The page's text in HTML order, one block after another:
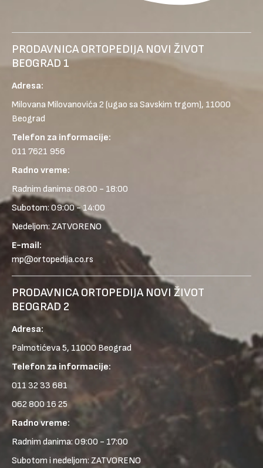
PRODAVNICA ORTOPEDIJA NOVI ŽIVOT
BEOGRAD 1
Adresa:
Milovana Milovanovića 2 (ugao sa Savskim trgom), 11000
Beograd
Telefon za informacije:
011 7621 956
Radno vreme:
Radnim danima: 08:00 - 18:00
Subotom: 09:00 - 14:00
Nedeljom: ZATVORENO
E-mail:
mp@ortopedija.co.rs
PRODAVNICA ORTOPEDIJA NOVI ŽIVOT
BEOGRAD 2
Adresa:
Palmotićeva 5, 11000 Beograd
Telefon za informacije:
011 32 33 681
062 800 16 25
Radno vreme:
Radnim danima: 09:00 - 17:00
Subotom i nedeljom: ZATVORENO